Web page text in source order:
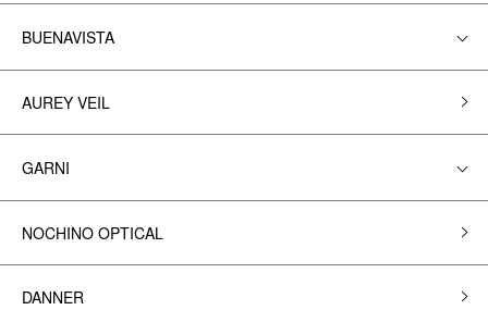
BUENAVISTA
AUREY VEIL
GARNI
NOCHINO OPTICAL
DANNER